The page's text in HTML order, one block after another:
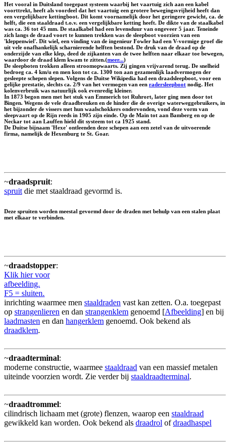
Het vooral in Duitsland toegepast systeem waarbij het vaartuig zich aan een kabel
voorttrekt, heeft als voordeel dat het vaartuig een grotere bewegingsvrijheid heeft dan
een vergelijkbare kettingboot. Dit komt voornamelijk door het geringere gewicht, ca. de
helft, die een staaldraad t.o.v. een vergelijkbare ketting heeft. De dikte van de staalkabel
was ca. 36 tot 45 mm. De staalkabel had een levensduur van ongeveer 5 jaar. Teneinde
zich langs de draad voort te kunnen trekken was de sleepboot voorzien van een
'kleppenwiel'. Dit wiel, een vinding van de ingenieur Fowler had een V-vormige groef die
uit vele onafhankelijk scharnierende helften bestond. De druk van de draad op de
onderzijde van elke klep, deed de zijkanten van de twee helften naar elkaar toe bewegen,
waardoor de draad klem kwam te zitten.(meer...)
De sleepboten trokken alleen stroomopwaarts. Zij gingen vrijvarend terug. De snelheid
bedroeg ca. 4 km/u en men kon tot ca. 1300 ton aan gezamenlijk laadvermogen der
gesleepte schepen slepen. Volgens de Duitse Wikipedia had een draadsleepboot, voor een
gelijke prestatie, slechts ca. 2/9 van het vermogen van een radersleepboot nodig. Het
kolenverbruik was natuurlijk ook evenredig kleiner.
In 1873 begon men met het stuk van Emmerich tot Ruhrort, later ging men door tot
Bingen. Wegens de vele draadbreuken en de hinder die de overige waterweggebruikers, in
het bijzonder de vissers met hun waalschokkers ondervonden, vond deze vorm van
sleepvaart op de Rijn reeds in 1905 zijn einde. Op de Main tot aan Bamberg en op de
Neckar tot aan Lauffen hield dit systeem tot ca 1925 stand.
De Duitse bijnaam 'Hexe' ontleenden deze schepen aan een zetel van de uitvoerende
firma, namelijk de Hexenburg te St. Goar.
~draadspruit:
spruit die met staaldraad gevormd is.
Deze spruiten worden meestal gevormd door de draden met behulp van een stalen plaat
met elkaar te verbinden.
~draadstopper:
Klik hier voor
afbeelding.
F5 = sluiten.
inrichting waarmee men staaldraden vast kan zetten. O.a. toegepast
op strangenlieren en dan strangenklem genoemd [Afbeelding] en bij
laadmasten en dan hangerklem genoemd. Ook bekend als
draadklem.
~draadterminal:
moderne constructie, waarmee staaldraad van een massief metalen
uiteinde voorzien wordt. Zie verder bij staaldraadterminal.
~draadtrommel:
cilindrisch lichaam met (grote) flenzen, waarop een staaldraad
gewikkeld kan worden. Ook bekend als draadrol ofdraadhaspel